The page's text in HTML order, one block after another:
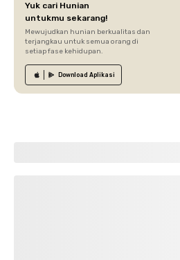
Yuk cari Hunian
untukmu sekarang!
Mewujudkan hunian berkualitas dan
terjangkau untuk semua orang di
setiap fase kehidupan.
Download Aplikasi